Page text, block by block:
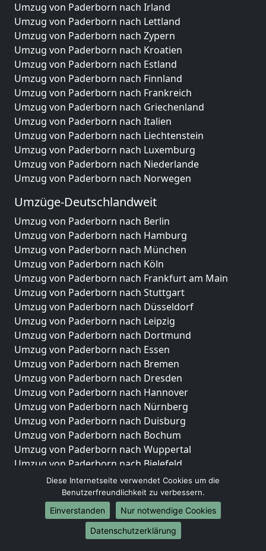
Umzug von Paderborn nach Irland
Umzug von Paderborn nach Lettland
Umzug von Paderborn nach Zypern
Umzug von Paderborn nach Kroatien
Umzug von Paderborn nach Estland
Umzug von Paderborn nach Finnland
Umzug von Paderborn nach Frankreich
Umzug von Paderborn nach Griechenland
Umzug von Paderborn nach Italien
Umzug von Paderborn nach Liechtenstein
Umzug von Paderborn nach Luxemburg
Umzug von Paderborn nach Niederlande
Umzug von Paderborn nach Norwegen
Umzüge-Deutschlandweit
Umzug von Paderborn nach Berlin
Umzug von Paderborn nach Hamburg
Umzug von Paderborn nach München
Umzug von Paderborn nach Köln
Umzug von Paderborn nach Frankfurt am Main
Umzug von Paderborn nach Stuttgart
Umzug von Paderborn nach Düsseldorf
Umzug von Paderborn nach Leipzig
Umzug von Paderborn nach Dortmund
Umzug von Paderborn nach Essen
Umzug von Paderborn nach Bremen
Umzug von Paderborn nach Dresden
Umzug von Paderborn nach Hannover
Umzug von Paderborn nach Nürnberg
Umzug von Paderborn nach Duisburg
Umzug von Paderborn nach Bochum
Umzug von Paderborn nach Wuppertal
Umzug von Paderborn nach Bielefeld
Umzug von Paderborn nach Bonn
Umzug von Paderborn nach Münster
Internationale-Umzüge
Umzug von Paderborn nach Brasilien
Diese Internetseite verwendet Cookies um die
Benutzerfreundlichkeit zu verbessern.
Einverstanden
Nur notwendige Cookies
Datenschutzerklärung